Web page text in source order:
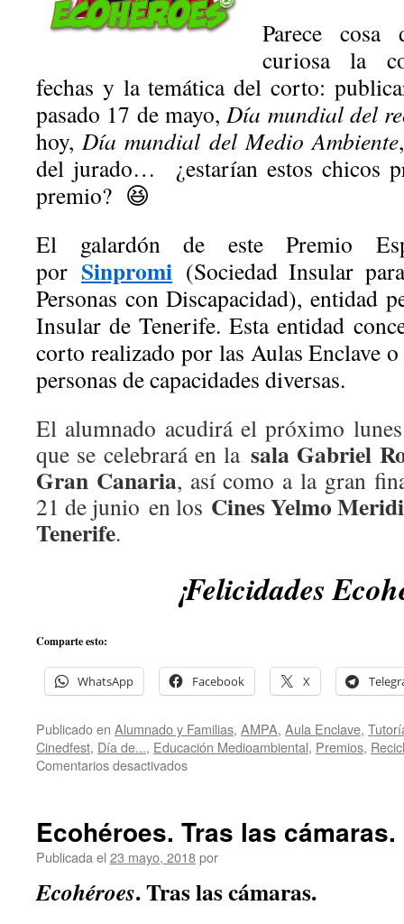
del
Cabildo
de
Gran
Canaria
Parece
curiosa la
fechas y la temática del corto:
pasado 17 de mayo,Día mundial del
hoy,Día mundial del Medio Ambiente
del jurado… ¿estarían estos chicos
premio? 😆
El galardón de este Premio
porSinpromi (Sociedad Insular
Personas con Discapacidad), entidad
Insular de Tenerife. Esta entidad
corto realizado por las Aulas Enclave
personas de capacidades diversas.
El alumnado acudirá el próximo
que se celebrará en la sala Gabriel
Gran Canaria, así como a la gran
21 de junio en los Cines Yelmo
Tenerife.
¡Felicidades
Comparte esto:
WhatsApp Facebook X
Publicado en Alumnado y Familias, AMPA, Aula Enclave,
Cinedfest, Día de..., Educación Medioambiental, Premios,
Comentarios desactivadosen
¡Premio
Mención
Enclave
Ecohéroes. Tras las cámaras.
Publicada el 23 mayo, 2018por
Ecohéroes. Tras las cámaras.